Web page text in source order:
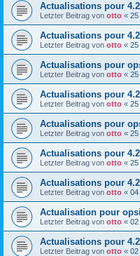
Actualisations pour
Letzter Beitrag von otto « 25
Actualisations pour
Letzter Beitrag von otto « 25
Actualisations pour
Letzter Beitrag von otto « 25
Actualisations pour
Letzter Beitrag von otto « 25
Actualisations pour
Letzter Beitrag von otto « 25
Actualisations pour
Letzter Beitrag von otto « 25
Actualisations pour
Letzter Beitrag von otto « 04
Actualisation pour
Letzter Beitrag von otto « 02
Actualisations pour
Letzter Beitrag von otto « 02